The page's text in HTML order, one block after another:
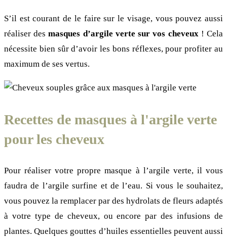
S’il est courant de le faire sur le visage, vous pouvez aussi
réaliser desmasques d’argile verte sur vos cheveux! Cela
nécessite bien sûr d’avoir les bons réflexes, pour profiter au
maximum de ses vertus.
Recettes de masques à l'argile verte
pour les cheveux
Pour réaliser votre propre masque à l’argile verte, il vous
faudra de l’argile surfine et de l’eau. Si vous le souhaitez,
vous pouvez la remplacer par des hydrolats de fleurs adaptés
à votre type de cheveux, ou encore par des infusions de
plantes. Quelques gouttes d’huiles essentielles peuvent aussi